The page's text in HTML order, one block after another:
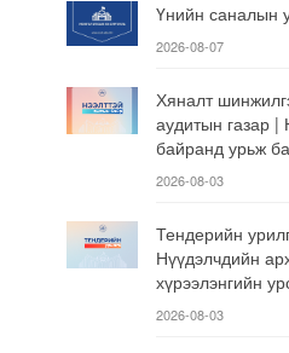
Үнийн саналын
2026-08-07
Хяналт
аудитын газар |
байранд урьж
2026-08-03
Тендерийн
Нүүдэлчдийн
хүрээлэнгийн
2026-08-03